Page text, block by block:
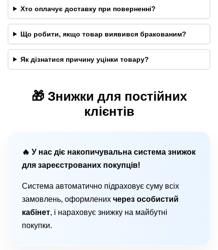
Хто оплачує доставку при поверненні?
Що робити, якщо товар виявився бракованим?
Як дізнатися причину уцінки товару?
🎁 Знижки для постійних
клієнтів
🔥 У нас діє накопичувальна система знижок
для зареєстрованих покупців!
Система автоматично підраховує суму всіх
замовлень, оформлених через особистий
кабінет, і нараховує знижку на майбутні
покупки.